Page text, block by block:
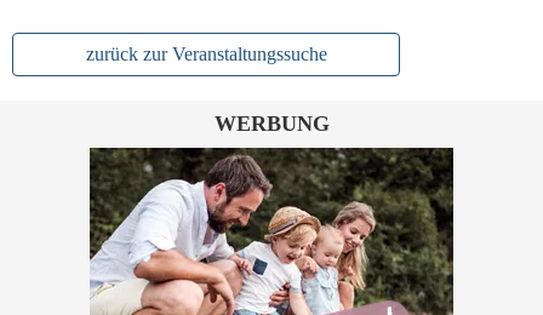
zurück zur Veranstaltungssuche
WERBUNG